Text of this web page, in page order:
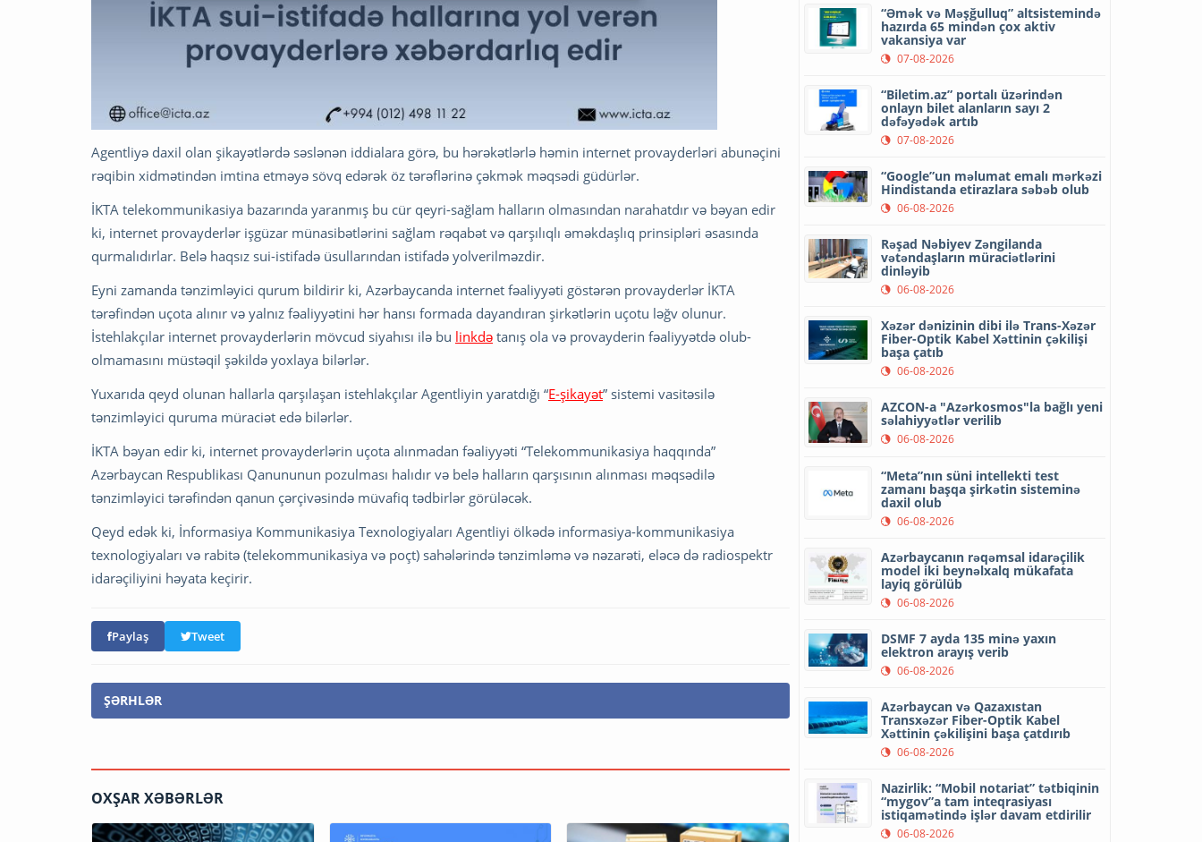
Agentliyə daxil olan şikayətlərdə səslənən iddialara görə, bu hərəkətlərlə həmin internet provayderləri abunəçini
rəqibin xidmətindən imtina etməyə sövq edərək öz tərəflərinə çəkmək məqsədi güdürlər.
İKTA telekommunikasiya bazarında yaranmış bu cür qeyri-sağlam halların olmasından narahatdır və bəyan edir
ki, internet provayderlər işgüzar münasibətlərini sağlam rəqabət və qarşılıqlı əməkdaşlıq prinsipləri əsasında
qurmalıdırlar. Belə haqsız sui-istifadə üsullarından istifadə yolverilməzdir.
Eyni zamanda tənzimləyici qurum bildirir ki, Azərbaycanda internet fəaliyyəti göstərən provayderlər İKTA
tərəfindən uçota alınır və yalnız fəaliyyətini hər hansı formada dayandıran şirkətlərin uçotu ləğv olunur.
İstehlakçılar internet provayderlərin mövcud siyahısı ilə bu linkdə tanış ola və provayderin fəaliyyətdə olub-
olmamasını müstəqil şəkildə yoxlaya bilərlər.
Yuxarıda qeyd olunan hallarla qarşılaşan istehlakçılar Agentliyin yaratdığı “E-şikayət” sistemi vasitəsilə
tənzimləyici quruma müraciət edə bilərlər.
İKTA bəyan edir ki, internet provayderlərin uçota alınmadan fəaliyyəti “Telekommunikasiya haqqında”
Azərbaycan Respublikası Qanununun pozulması halıdır və belə halların qarşısının alınması məqsədilə
tənzimləyici tərəfindən qanun çərçivəsində müvafiq tədbirlər görüləcək.
Qeyd edək ki, İnformasiya Kommunikasiya Texnologiyaları Agentliyi ölkədə informasiya-kommunikasiya
texnologiyaları və rabitə (telekommunikasiya və poçt) sahələrində tənzimləmə və nəzarəti, eləcə də radiospektr
idarəçiliyini həyata keçirir.
Paylaş Tweet
ŞƏRHLƏR
OXŞAR XƏBƏRLƏR
“Əmək və Məşğulluq” altsistemində
hazırda 65 mindən çox aktiv
vakansiya var
07-08-2026
“Biletim.az” portalı üzərindən
onlayn bilet alanların sayı 2
dəfəyədək artıb
07-08-2026
“Google”un məlumat emalı mərkəzi
Hindistanda etirazlara səbəb olub
06-08-2026
Rəşad Nəbiyev Zəngilanda
vətəndaşların müraciətlərini
dinləyib
06-08-2026
Xəzər dənizinin dibi ilə Trans-Xəzər
Fiber-Optik Kabel Xəttinin çəkilişi
başa çatıb
06-08-2026
AZCON-a "Azərkosmos"la bağlı yeni
səlahiyyətlər verilib
06-08-2026
“Meta”nın süni intellekti test
zamanı başqa şirkətin sisteminə
daxil olub
06-08-2026
Azərbaycanın rəqəmsal idarəçilik
model iki beynəlxalq mükafata
layiq görülüb
06-08-2026
DSMF 7 ayda 135 minə yaxın
elektron arayış verib
06-08-2026
Azərbaycan və Qazaxıstan
Transxəzər Fiber-Optik Kabel
Xəttinin çəkilişini başa çatdırıb
06-08-2026
Nazirlik: “Mobil notariat” tətbiqinin
“mygov”a tam inteqrasiyası
istiqamətində işlər davam etdirilir
06-08-2026